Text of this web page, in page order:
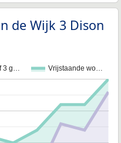
de Wijk 3 Dison
3 g… Vrijstaande wo…